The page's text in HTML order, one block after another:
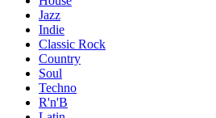
Jazz
Indie
Classic Rock
Country
Soul
Techno
R'n'B